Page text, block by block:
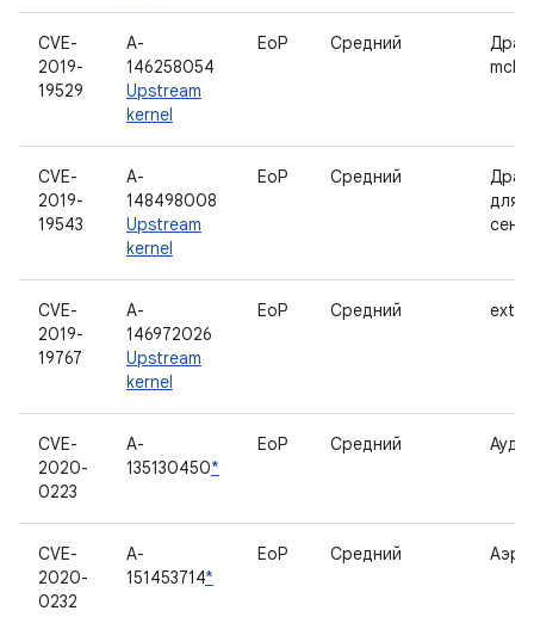
CVE-
2019-
19529
A-
146258054
Upstream
kernel
EoP Средний
CVE-
2019-
19543
A-
148498008
Upstream
kernel
EoP Средний
для
CVE-
2019-
19767
A-
146972026
Upstream
kernel
EoP Средний ext4
CVE-
2020-
0223
A-
135130450*
EoP Средний
CVE-
2020-
0232
A-
151453714*
EoP Средний